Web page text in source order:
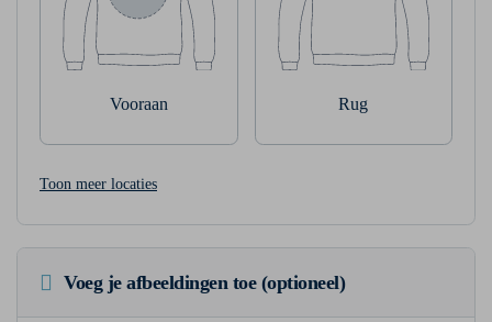
Vooraan Rug
Toon meer locaties
Voeg je afbeeldingen toe (optioneel)